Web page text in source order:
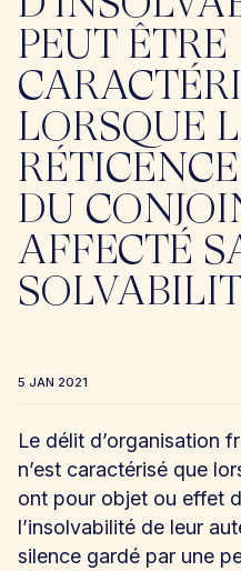
PEUT ÊTRE
LORSQUE
DU
AFFECTÉ
5 JAN 2021
Le délit d’organisation
n’est caractérisé que
ont pour objet ou effet
l’insolvabilité de leur
silence gardé par une